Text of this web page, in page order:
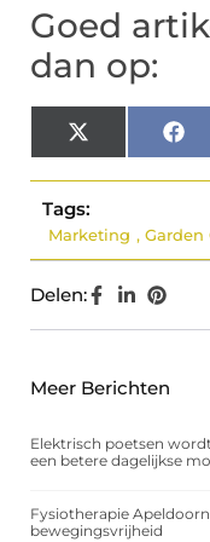
Goed
dan op:
X
(Twitter)
Tags:
Marketing , Garden
Delen:
Meer Berichten
Elektrisch poetsen
een betere dagelijkse
Fysiotherapie
bewegingsvrijheid